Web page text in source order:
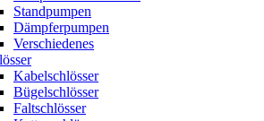
Standpumpen
Dämpferpumpen
Verschiedenes
Kabelschlösser
Bügelschlösser
Faltschlösser